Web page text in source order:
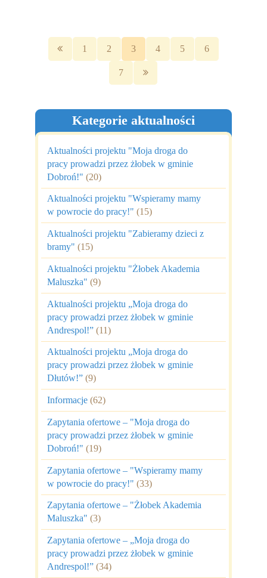
1 2 3 4 5 6
7
Kategorie aktualności
Aktualności projektu "Moja droga do
pracy prowadzi przez żłobek w gminie
Dobroń!" (20)
Aktualności projektu "Wspieramy mamy
w powrocie do pracy!" (15)
Aktualności projektu "Zabieramy dzieci z
bramy" (15)
Aktualności projektu "Żłobek Akademia
Maluszka" (9)
Aktualności projektu „Moja droga do
pracy prowadzi przez żłobek w gminie
Andrespol!” (11)
Aktualności projektu „Moja droga do
pracy prowadzi przez żłobek w gminie
Dłutów!” (9)
Informacje (62)
Zapytania ofertowe – "Moja droga do
pracy prowadzi przez żłobek w gminie
Dobroń!" (19)
Zapytania ofertowe – "Wspieramy mamy
w powrocie do pracy!" (33)
Zapytania ofertowe – "Żłobek Akademia
Maluszka" (3)
Zapytania ofertowe – „Moja droga do
pracy prowadzi przez żłobek w gminie
Andrespol!” (34)